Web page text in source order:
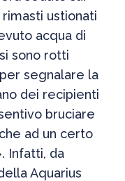
rimasti ustionati
acqua di
sono rotti
segnalare la
dei recipienti
bruciare
ad un certo
Infatti, da
Aquarius